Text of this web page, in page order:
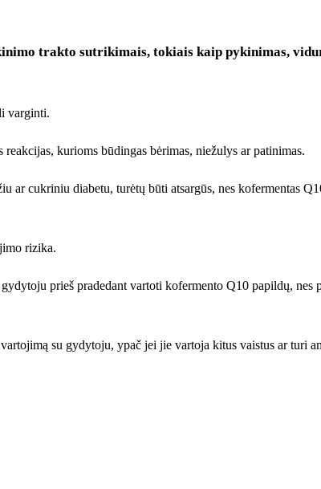
trakto sutrikimais, tokiais kaip pykinimas,
varginti.
kurioms būdingas bėrimas, niežulys ar patinimas.
ar cukriniu diabetu, turėtų būti atsargūs, nes kofermentas
rizika.
prieš pradedant vartoti kofermento Q10 papildų,
su gydytoju, ypač jei jie vartoja kitus vaistus ar turi